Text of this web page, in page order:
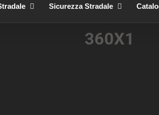
Sicurezza Stradale
360X1